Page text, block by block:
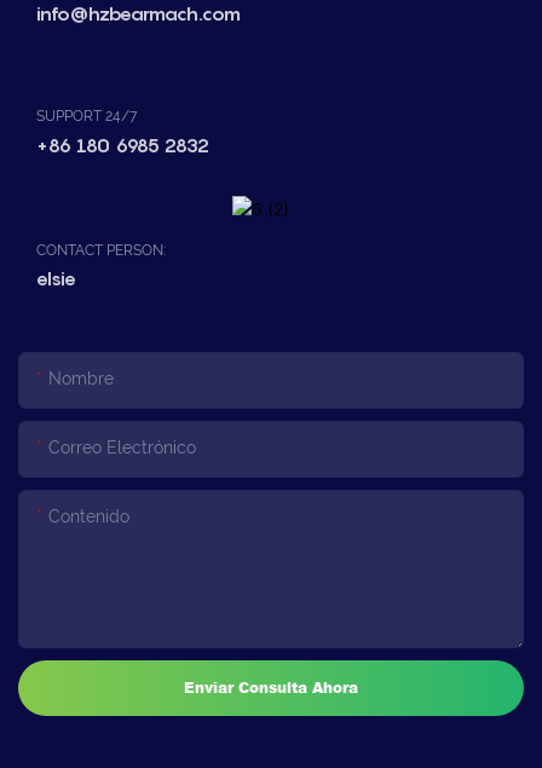
info@hzbearmach.com
SUPPORT 24/7
+86 180 6985 2832
CONTACT PERSON:
elsie
Nombre
Correo Electrónico
Contenido
Enviar Consulta Ahora